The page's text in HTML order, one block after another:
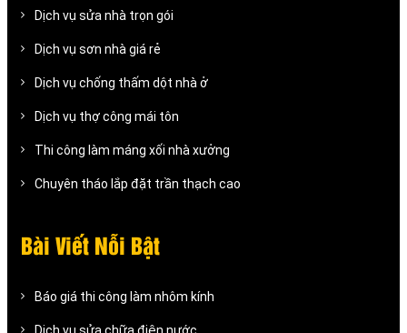
Dịch vụ sửa nhà trọn gói
Dịch vụ sơn nhà giá rẻ
Dịch vụ chống thấm dột nhà ở
Dịch vụ thợ công mái tôn
Thi công làm máng xối nhà xưởng
Chuyên tháo lắp đặt trần thạch cao
Bài Viết Nỗi Bật
Báo giá thi công làm nhôm kính